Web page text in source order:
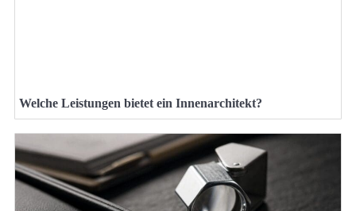
Welche Leistungen bietet ein Innenarchitekt?